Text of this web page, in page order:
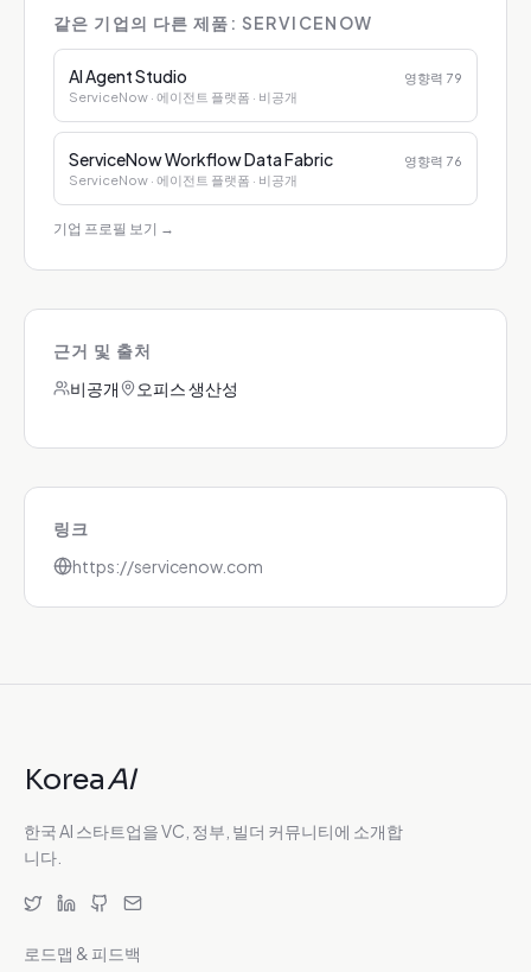
같은 기업의 다른 제품: SERVICENOW
AI Agent Studio 영향력 79
ServiceNow · 에이전트 플랫폼 · 비공개
ServiceNow Workflow Data Fabric 영향력 76
ServiceNow · 에이전트 플랫폼 · 비공개
기업 프로필 보기 →
근거 및 출처
비공개
오피스 생산성
링크
https://servicenow.com
KoreaAI
한국 AI 스타트업을 VC, 정부, 빌더 커뮤니티에 소개합
니다.
로드맵 & 피드백